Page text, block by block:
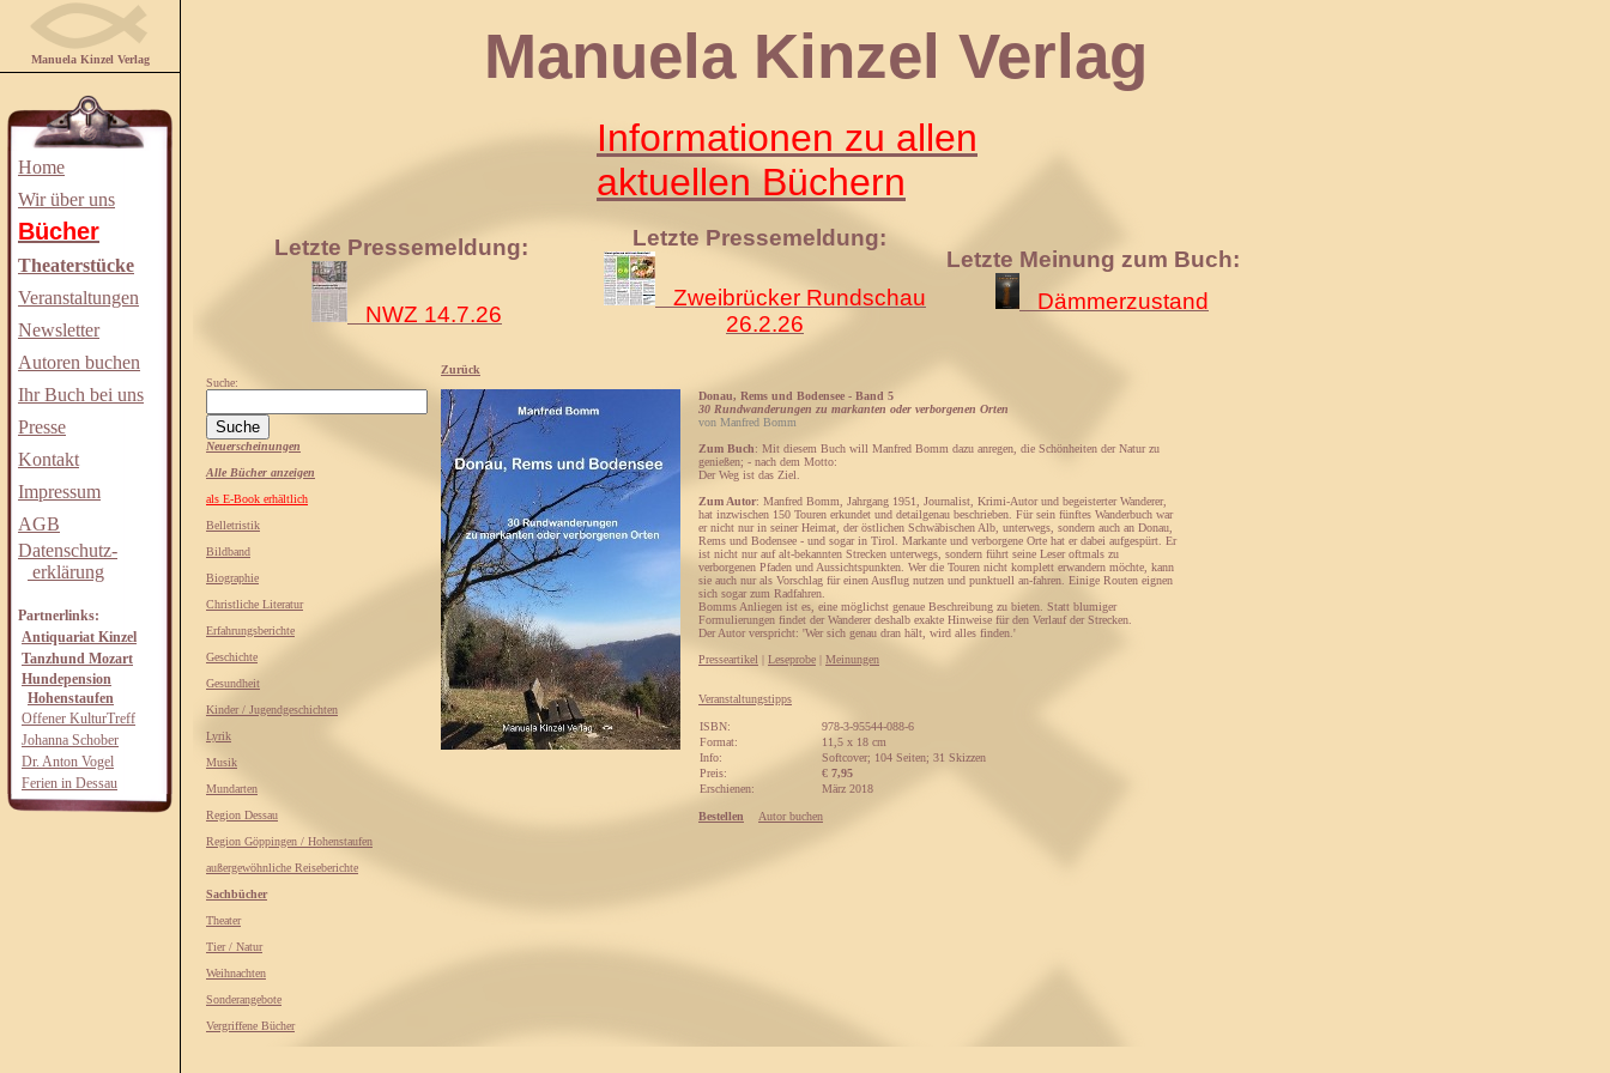
Manuela Kinzel Verlag
Home
Wir über uns
Bücher
Theaterstücke
Veranstaltungen
Newsletter
Autoren buchen
Ihr Buch bei uns
Presse
Kontakt
Impressum
AGB
Datenschutz-
erklärung
Partnerlinks:
Antiquariat Kinzel
Tanzhund Mozart
Hundepension
Hohenstaufen
Offener KulturTreff
Johanna Schober
Dr. Anton Vogel
Ferien in Dessau
Manuela Kinzel Verlag
Informationen zu allen
aktuellen Büchern
Letzte Pressemeldung:
NWZ 14.7.26
Letzte Pressemeldung:
Zweibrücker Rundschau
26.2.26
Letzte Meinung zum Buch:
Dämmerzustand
Suche:
Neuerscheinungen
Alle Bücher anzeigen
als E-Book erhältlich
Belletristik
Bildband
Biographie
Christliche Literatur
Erfahrungsberichte
Geschichte
Gesundheit
Kinder / Jugendgeschichten
Lyrik
Musik
Mundarten
Region Dessau
Region Göppingen / Hohenstaufen
außergewöhnliche Reiseberichte
Sachbücher
Theater
Tier / Natur
Weihnachten
Sonderangebote
Vergriffene Bücher
Zurück
Donau, Rems und Bodensee - Band 5
30 Rundwanderungen zu markanten oder verborgenen Orten
von Manfred Bomm
Zum Buch: Mit diesem Buch will Manfred Bomm dazu anregen, die Schönheiten der Natur zu
genießen; - nach dem Motto:
Der Weg ist das Ziel.
Zum Autor: Manfred Bomm, Jahrgang 1951, Journalist, Krimi-Autor und begeisterter Wanderer,
hat inzwischen 150 Touren erkundet und detailgenau beschrieben. Für sein fünftes Wanderbuch war
er nicht nur in seiner Heimat, der östlichen Schwäbischen Alb, unterwegs, sondern auch an Donau,
Rems und Bodensee - und sogar in Tirol. Markante und verborgene Orte hat er dabei aufgespürt. Er
ist nicht nur auf alt-bekannten Strecken unterwegs, sondern führt seine Leser oftmals zu
verborgenen Pfaden und Aussichtspunkten. Wer die Touren nicht komplett erwandern möchte, kann
sie auch nur als Vorschlag für einen Ausflug nutzen und punktuell an-fahren. Einige Routen eignen
sich sogar zum Radfahren.
Bomms Anliegen ist es, eine möglichst genaue Beschreibung zu bieten. Statt blumiger
Formulierungen findet der Wanderer deshalb exakte Hinweise für den Verlauf der Strecken.
Der Autor verspricht: 'Wer sich genau dran hält, wird alles finden.'
Presseartikel | Leseprobe | Meinungen
Veranstaltungstipps
ISBN:
978-3-95544-088-6
Format:
11,5 x 18 cm
Info:
Softcover; 104 Seiten; 31 Skizzen
Preis:
€ 7,95
Erschienen:
März 2018
Bestellen Autor buchen